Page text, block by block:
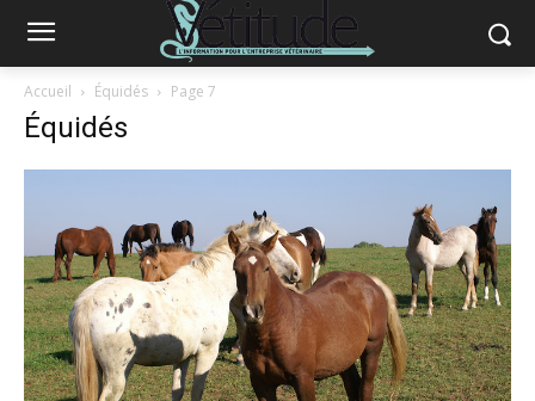
Accueil Équidés Page 7
Équidés